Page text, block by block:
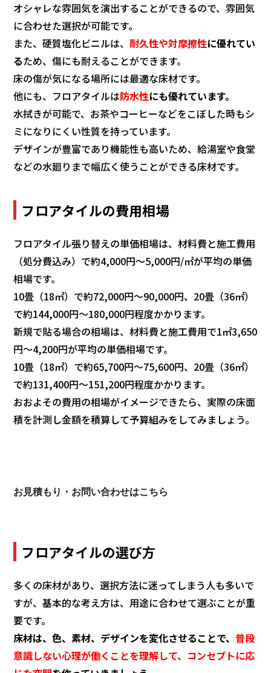
オシャレな雰囲気を演出することができるので、雰囲気
に合わせた選択が可能です。
また、硬質塩化ビニルは、耐久性や対摩擦性に優れてい
るため、傷にも耐えることができます。
床の傷が気になる場所には最適な床材です。
他にも、フロアタイルは防水性にも優れています。
水拭きが可能で、お茶やコーヒーなどをこぼした時もシ
ミになりにくい性質を持っています。
デザインが豊富であり機能性も高いため、給湯室や食堂
などの水廻りまで幅広く使うことができる床材です。
フロアタイルの費用相場
フロアタイル張り替えの単価相場は、材料費と施工費用
（処分費込み）で約4,000円〜5,000円/㎡が平均の単価
相場です。
10畳（18㎡）で約72,000円〜90,000円、20畳（36㎡）
で約144,000円〜180,000円程度かかります。
新規で貼る場合の相場は、材料費と施工費用で1㎡3,650
円〜4,200円が平均の単価相場です。
10畳（18㎡）で約65,700円〜75,600円、20畳（36㎡）
で約131,400円〜151,200円程度かかります。
おおよその費用の相場がイメージできたら、実際の床面
積を計測し金額を積算して予算組みをしてみましょう。
お見積もり・お問い合わせはこちら
フロアタイルの選び方
多くの床材があり、選択方法に迷ってしまう人も多いで
すが、基本的な考え方は、用途に合わせて選ぶことが重
要です。
床材は、色、素材、デザインを変化させることで、普段
意識しない心理が働くことを理解して、コンセプトに応